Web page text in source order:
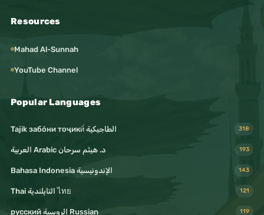
Resources
Mahad Al-Sunnah
YouTube Channel
Popular Languages
Tajik забо́ни тоҷикӣ́ الطاجيكية 318
د. هيثم سرحان Arabic العربية 193
Bahasa Indonesia الإندونيسية 143
Thai التايلندية ไทย 121
русский الروسية Russian 119